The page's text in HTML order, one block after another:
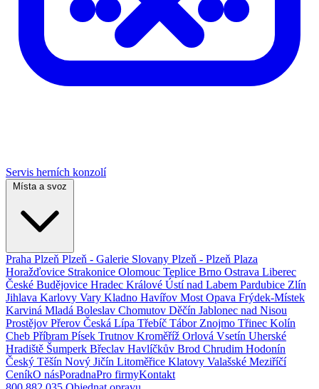
Servis herních konzolí
Místa a svoz
Praha Plzeň Plzeň - Galerie Slovany Plzeň - Plzeň Plaza
Horažďovice Strakonice Olomouc Teplice Brno Ostrava Liberec
České Budějovice Hradec Králové Ústí nad Labem Pardubice Zlín
Jihlava Karlovy Vary Kladno Havířov Most Opava Frýdek-Místek
Karviná Mladá Boleslav Chomutov Děčín Jablonec nad Nisou
Prostějov Přerov Česká Lípa Třebíč Tábor Znojmo Třinec Kolín
Cheb Příbram Písek Trutnov Kroměříž Orlová Vsetín Uherské
Hradiště Šumperk Břeclav Havlíčkův Brod Chrudim Hodonín
Český Těšín Nový Jičín Litoměřice Klatovy Valašské Meziříčí
CeníkO násPoradnaPro firmyKontakt